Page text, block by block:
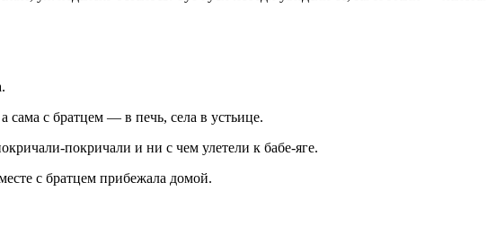
сама с братцем — в печь, села в устьице.
покричали и ни с чем улетели к бабе-яге.
с братцем прибежала домой.